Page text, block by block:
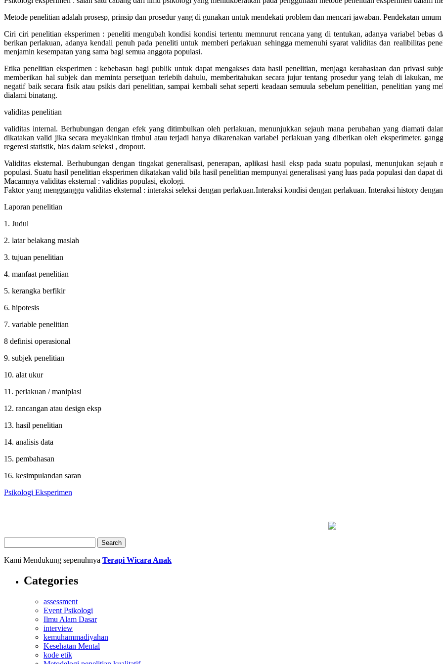
Metode penelitian adalah prosesp, prinsip dan prosedur yang di gunakan untuk mendekati problem dan mencari jawaban. Pendekatan
Ciri ciri penelitian eksperimen : peneliti mengubah kondisi kondisi tertentu memnurut rencana yang di tentukan, adanya variabel bebas
berikan perlakuan, adanya kendali penuh pada peneliti untuk memberi perlakuan sehingga memenuhi syarat validitas dan realibilitas
menjamin kesempatan yang sama bagi semua anggota populasi.
Etika penelitian eksperimen : kebebasan bagi publik untuk dapat mengakses data hasil penelitian, menjaga kerahasiaan dan privasi
memberikan hal subjek dan meminta persetjuan terlebih dahulu, memberitahukan secara jujur tentang prosedur yang telah di lakukan,
negatif baik secara fisik atau psikis dari penelitian, sampai kembali sehat seperti keadaan semuula sebelum penelitian, penelitian yang
dialami binatang.
validitas penelitian
validitas internal. Berhubungan dengan efek yang ditimbulkan oleh perlakuan, menunjukkan sejauh mana perubahan yang diamati
dikatakan valid jika secara meyakinkan timbul atau terjadi hanya dikarenakan variabel perlakuan yang diberikan oleh eksperimeter.
regeresi statistik, bias dalam seleksi , dropout.
Validitas eksternal. Berhubungan dengan tingakat generalisasi, penerapan, aplikasi hasil eksp pada suatu populasi, menunjukan
populasi. Suatu hasil penelitian eksperimen dikatakan valid bila hasil penelitian mempunyai generalisasi yang luas pada populasi dan dapat
Macamnya validitas eksternal : validitas populasi, ekologi.
Faktor yang mengganggu validitas eksternal : interaksi seleksi dengan perlakuan.Interaksi kondisi dengan perlakuan. Interaksi history
Laporan penelitian
1. Judul
2. latar belakang maslah
3. tujuan penelitian
4. manfaat penelitian
5. kerangka berfikir
6. hipotesis
7. variable penelitian
8 definisi operasional
9. subjek penelitian
10. alat ukur
11. perlakuan / maniplasi
12. rancangan atau design eksp
13. hasil penelitian
14. analisis data
15. pembahasan
16. kesimpulandan saran
Psikologi Eksperimen
Kami Mendukung sepenuhnya Terapi Wicara Anak
Categories
assessment
Event Psikologi
Ilmu Alam Dasar
interview
kemuhammadiyahan
Kesehatan Mental
kode etik